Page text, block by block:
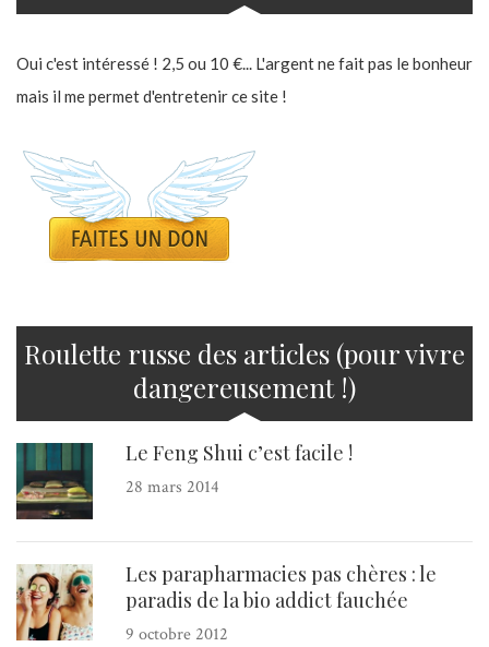
Oui c'est intéressé ! 2,5 ou 10 €... L'argent ne fait pas le bonheur
mais il me permet d'entretenir ce site !
Roulette russe des articles (pour vivre
dangereusement !)
Le Feng Shui c’est facile !
28 mars 2014
Les parapharmacies pas chères : le
paradis de la bio addict fauchée
9 octobre 2012